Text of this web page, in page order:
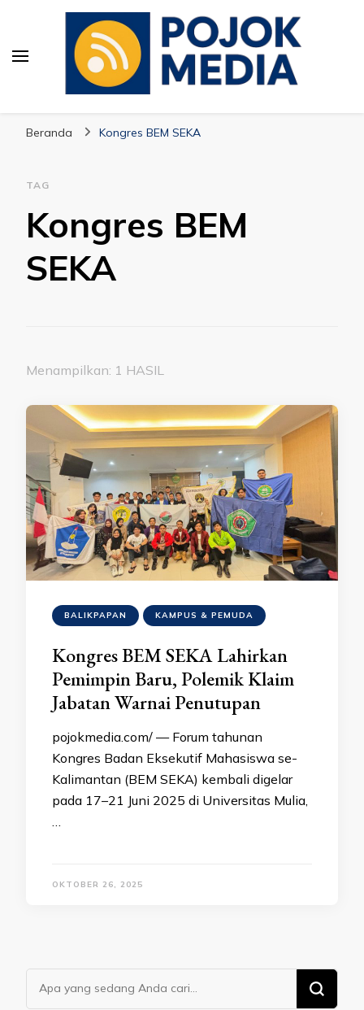
Beranda Kongres BEM SEKA
TAG
Kongres BEM
SEKA
Menampilkan: 1 HASIL
BALIKPAPAN KAMPUS & PEMUDA
Kongres BEM SEKA Lahirkan
Pemimpin Baru, Polemik Klaim
Jabatan Warnai Penutupan
pojokmedia.com/ — Forum tahunan
Kongres Badan Eksekutif Mahasiswa se-
Kalimantan (BEM SEKA) kembali digelar
pada 17–21 Juni 2025 di Universitas Mulia,
OKTOBER 26, 2025
Mencari
Sesuatu?